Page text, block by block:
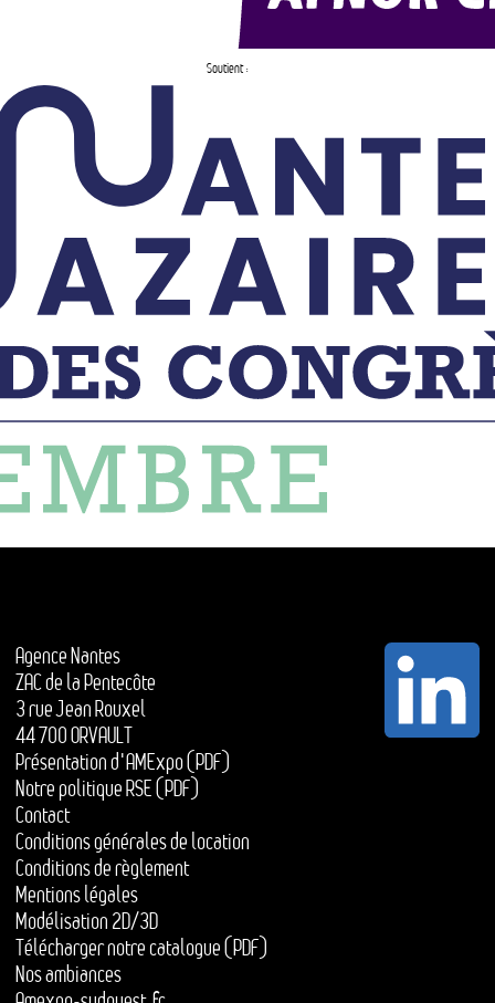
Soutient :
Agence Nantes
ZAC de la Pentecôte
3 rue Jean Rouxel
44 700 ORVAULT
Présentation d'AMExpo (PDF)
Notre politique RSE (PDF)
Contact
Conditions générales de location
Conditions de règlement
Mentions légales
Modélisation 2D/3D
Télécharger notre catalogue (PDF)
Nos ambiances